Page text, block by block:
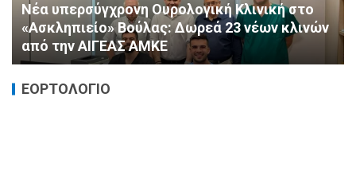
«Ημέρα Καρδιάς»: Μια πρωτοποριακή δράση
πρόληψης από τη ΔΗΜ.ΤΟ. Νέας
Φιλαδέλφειας – Νέας Χαλκηδόνας
ΕΟΡΤΟΛΟΓΙΟ